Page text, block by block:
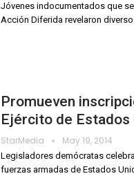
Jóvenes indocumentados que
Acción Diferida revelaron
Promueven
Ejército de Estados
StarMedia May 19, 2014
Legisladores demócratas
fuerzas armadas de Estados